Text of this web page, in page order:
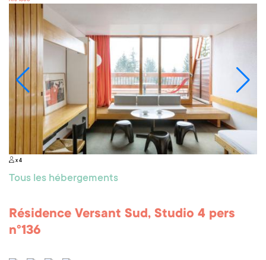
x 4
Tous les hébergements
Résidence Versant Sud, Studio 4 pers
n°136